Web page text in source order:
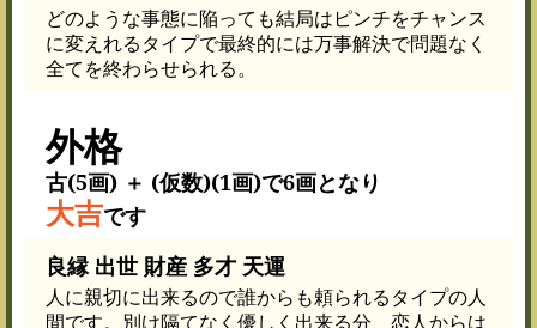
どのような事態に陥っても結局はピンチをチャンス
に変えれるタイプで最終的には万事解決で問題なく
全てを終わらせられる。
外格
古(5画) ＋ (仮数)(1画)で6画となり
大吉です
良縁 出世 財産 多才 天運
人に親切に出来るので誰からも頼られるタイプの人
間です。別け隔てなく優しく出来る分、恋人からは